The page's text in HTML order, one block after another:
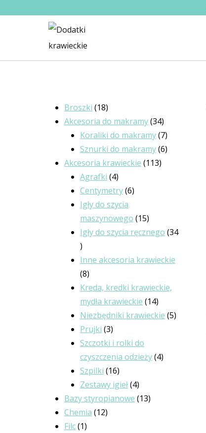
Broszki 1818
produktów
Akcesoria do makramy 3434
produkty
Koraliki do makramy 77
produktów
Sznurki do makramy 66
Akcesoria krawieckie 113113
Agrafki 44
produkty
Centymetry 66
Igły do szycia
maszynowego 1515
produktów
Igły do szycia ręcznego 34
34
produkty
Inne akcesoria krawieckie
88
produktów
Kreda, kredki krawieckie,
mydła krawieckie 1414
produktów
Niezbędniki krawieckie 55
Prujki 33
produkty
Szczotki i rolki do
czyszczenia odzieży 44
Szpilki 1616
produktów
Zestawy igieł 44
produkty
Bazy styropianowe 1313
Chemia 1212
Filc 11